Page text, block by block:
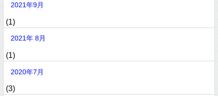
2021年9月
(1)
2021年 8月
(1)
2020年7月
(3)